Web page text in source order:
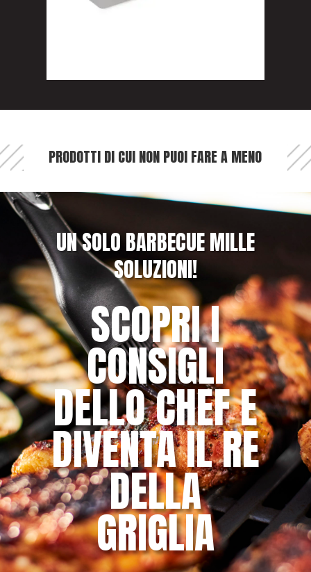
PRODOTTI DI CUI NON PUOI FARE A MENO
UN SOLO BARBECUE MILLE
SOLUZIONI!
SCOPRI I
CONSIGLI
DELLO CHEF E
DIVENTA IL RE
DELLA
GRIGLIA